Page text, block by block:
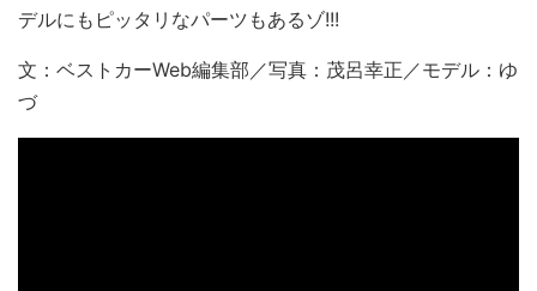
デルにもピッタリなパーツもあるゾ!!!
文：ベストカーWeb編集部／写真：茂呂幸正／モデル：ゆ
づ